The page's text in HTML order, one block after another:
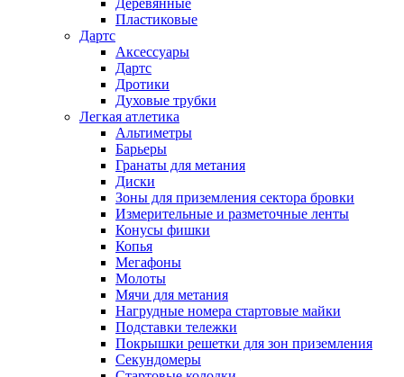
Деревянные
Пластиковые
Дартс
Аксессуары
Дартс
Дротики
Духовые трубки
Легкая атлетика
Альтиметры
Барьеры
Гранаты для метания
Диски
Зоны для приземления сектора бровки
Измерительные и разметочные ленты
Конусы фишки
Копья
Мегафоны
Молоты
Мячи для метания
Нагрудные номера стартовые майки
Подставки тележки
Покрышки решетки для зон приземления
Секундомеры